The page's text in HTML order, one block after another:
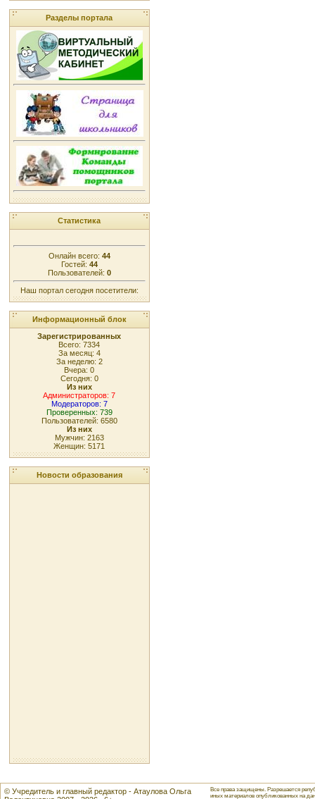
Разделы портала
Статистика
Онлайн всего: 44
Гостей: 44
Пользователей: 0
Наш портал сегодня посетители:
Информационный блок
Зарегистрированных
Всего: 7334
За месяц: 4
За неделю: 2
Вчера: 0
Сегодня: 0
Из них
Администраторов: 7
Модераторов: 7
Проверенных: 739
Пользователей: 6580
Из них
Мужчин: 2163
Женщин: 5171
Новости образования
© Учредитель и главный редактор - Атаулова Ольга
Все права защищены. Разрешается
иных материалов опубликованных на